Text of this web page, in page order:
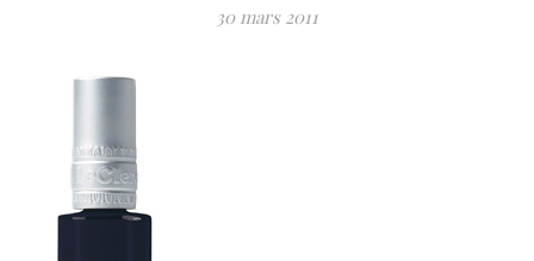
30 mars 2011